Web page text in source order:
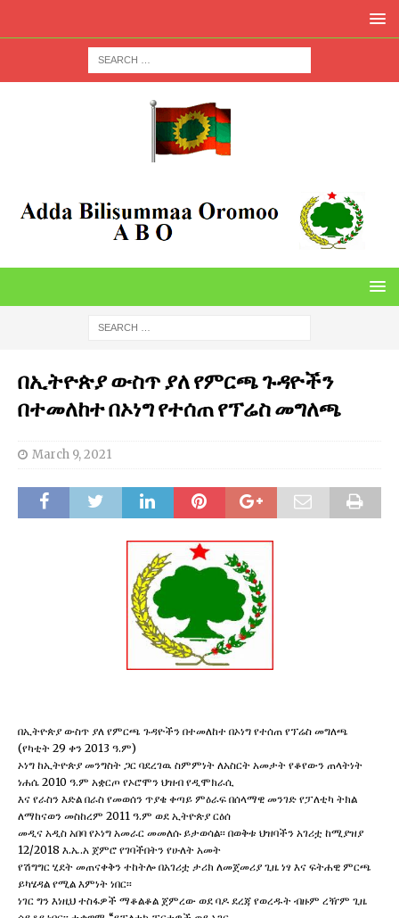
በኢትዮጵያ ውስጥ ያለ የምርጫ ጉዳዮችን
በተመለከተ በኦነግ የተሰጠ የፕሬስ መግለጫ
March 9, 2021
በኢትዮጵያ ውስጥ ያለ የምርጫ ጉዳዮችን በተመለከተ በኦነግ የተሰጠ የፕሬስ መግለጫ
(የካቲት 29 ቀን 2013 ዓ.ም)
ኦነግ ከኢትዮጵያ መንግስት ጋር ባደረገዉ ስምምነት ለአስርት አመታት የቆየውን ጠላትነት
ነሐሴ 2010 ዓ.ም አቋርጦ የኦሮሞን ህዝብ የዲሞክራሲ
እና የራስን እድል በራስ የመወሰን ጥያቄ ቀጣይ ምዕራፍ በሰላማዊ መንገድ የፓለቲካ ትክል
ለማከናወን መስከረም 2011 ዓ.ም ወደ ኢትዮጵያ ርዕሰ
መዲና አዲስ አበባ የኦነግ አመራር መመለሱ ይታወሳል፡፡ በወቅቱ ህዝባችን አገሪቷ ከሚያዝያ
12/2018 እ.ኤ.አ ጀምሮ የገባችበትን የሁለት አመት
የሽግግር ሂደት መጠናቀቅን ተከትሎ በአገሪቷ ታሪክ ለመጀመሪያ ጊዜ ነፃ እና ፍትሐዊ ምርጫ
ይካሄዳል የሚል እምነት ነበር፡፡
ነገር ግን እነዚህ ተስፋዎች ማቆልቆል ጀምረው ወደ ባዶ ደረጃ የወረዱት ብዙም ረዥም ጊዜ